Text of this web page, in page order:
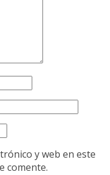
y web en este
comente.